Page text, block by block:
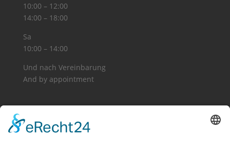
10:00 – 12:00
14:00 – 18:00
Sa
10:00 – 14:00
Und nach Vereinbarung
And by appointment